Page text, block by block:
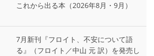
これから出る本（2026年8月・9月）
7月新刊『フロイト、不安について語
る』（フロイト／中山 元 訳）を発売し